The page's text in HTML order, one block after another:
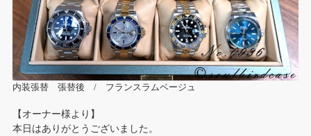
内装張替 張替後 / フランスラムベージュ
【オーナー様より】
本日はありがとうございました。